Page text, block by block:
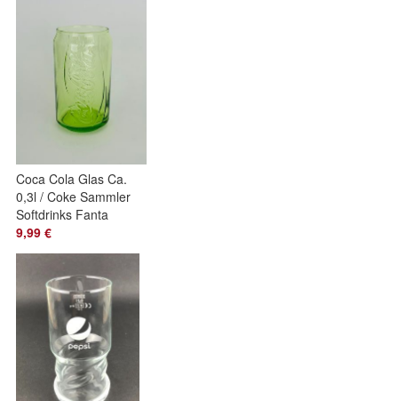
Coca Cola Glas Ca.
0,3l / Coke Sammler
Softdrinks Fanta
Spreite Wasser
9,99 €